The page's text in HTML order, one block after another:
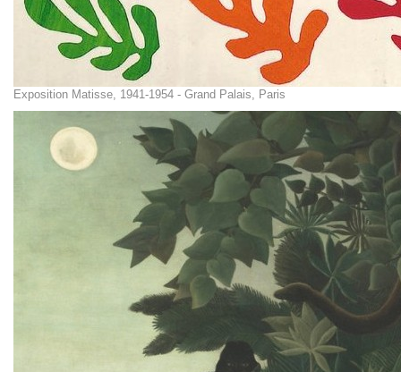
Exposition Matisse, 1941-1954 - Grand Palais, Paris